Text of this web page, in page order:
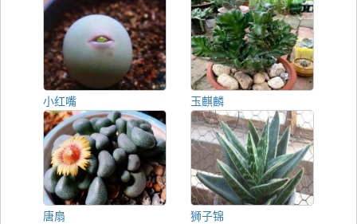
小红嘴 玉麒麟
唐扇
狮子锦